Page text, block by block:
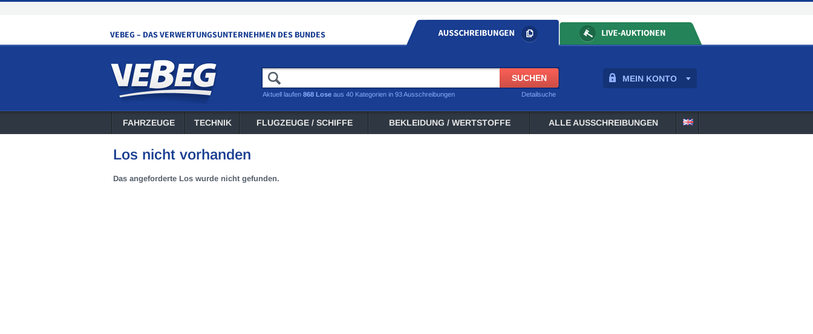
MEIN KONTO
Detailsuche
Aktuell laufen 868 Lose aus 40 Kategorien in 93 Ausschreibungen
FAHRZEUGE TECHNIK FLUGZEUGE / SCHIFFE BEKLEIDUNG / WERTSTOFFE ALLE AUSSCHREIBUNGEN
Los nicht vorhanden
Das angeforderte Los wurde nicht gefunden.